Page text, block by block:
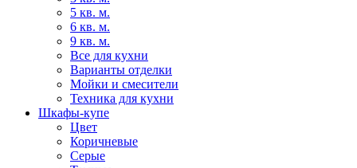
5 кв. м.
6 кв. м.
9 кв. м.
Все для кухни
Варианты отделки
Мойки и смесители
Техника для кухни
Шкафы-купе
Цвет
Коричневые
Серые